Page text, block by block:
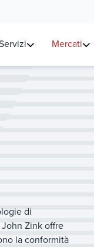
Mercati
di
Zink offre
la conformità